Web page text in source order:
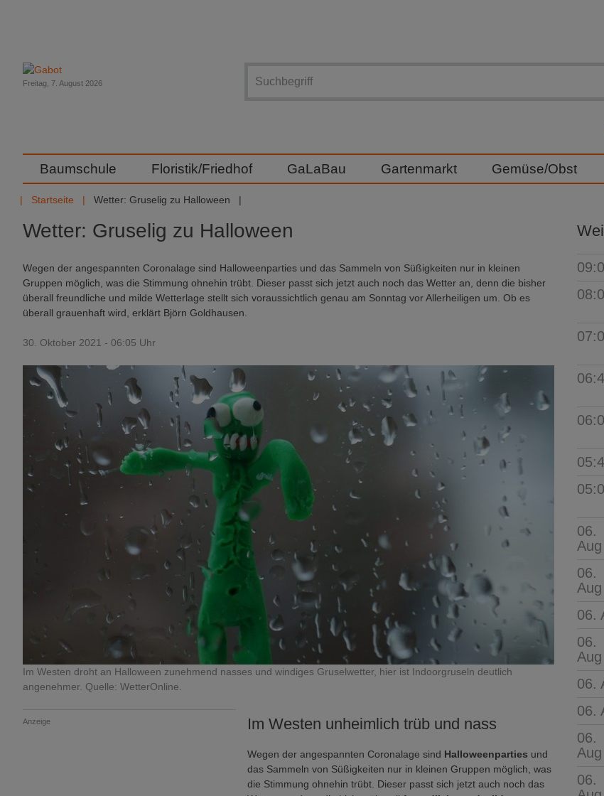
Freitag, 7. August 2026
Baumschule Floristik/Friedhof GaLaBau Gartenmarkt Gemüse/Obst
Startseite Wetter: Gruselig zu Halloween
Wetter: Gruselig zu Halloween
Wegen der angespannten Coronalage sind Halloweenparties und das Sammeln von Süßigkeiten nur in kleinen
Gruppen möglich, was die Stimmung ohnehin trübt. Dieser passt sich jetzt auch noch das Wetter an, denn die bisher
überall freundliche und milde Wetterlage stellt sich voraussichtlich genau am Sonntag vor Allerheiligen um. Ob es
überall grauenhaft wird, erklärt Björn Goldhausen.
30. Oktober 2021 - 06:05 Uhr
Im Westen droht an Halloween zunehmend nasses und windiges Gruselwetter, hier ist Indoorgruseln deutlich
angenehmer. Quelle: WetterOnline.
Anzeige Im Westen unheimlich trüb und nass
Wegen der angespannten Coronalage sind Halloweenparties und
das Sammeln von Süßigkeiten nur in kleinen Gruppen möglich, was
die Stimmung ohnehin trübt. Dieser passt sich jetzt auch noch das
06.
Aug
06.
Aug
06.
06.
Aug
06.
06.
06.
Aug
06.